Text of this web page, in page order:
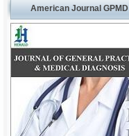
American Journal GPMD